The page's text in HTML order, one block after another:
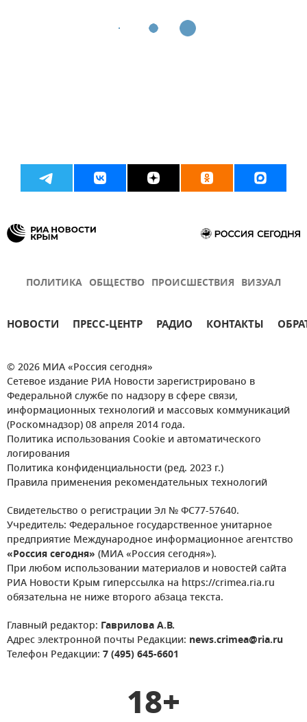
ПОЛИТИКА ОБЩЕСТВО ПРОИСШЕСТВИЯ ВИЗУАЛ
НОВОСТИ ПРЕСС-ЦЕНТР РАДИО КОНТАКТЫ
© 2026 МИА «Россия сегодня»
Сетевое издание РИА Новости зарегистрировано в
Федеральной службе по надзору в сфере связи,
информационных технологий и массовых коммуникаций
(Роскомнадзор) 08 апреля 2014 года.
Политика использования Cookie и автоматического
логирования
Политика конфиденциальности (ред. 2023 г.)
Правила применения рекомендательных технологий
Свидетельство о регистрации Эл № ФС77-57640.
Учредитель: Федеральное государственное унитарное
предприятие Международное информационное агентство
«Россия сегодня» (МИА «Россия сегодня»).
При любом использовании материалов и новостей сайта
РИА Новости Крым гиперссылка на https://crimea.ria.ru
обязательна не ниже второго абзаца текста.
Главный редактор: Гаврилова А.В.
Адрес электронной почты Редакции: news.crimea@ria.ru
Телефон Редакции: 7 (495) 645-6601
18+